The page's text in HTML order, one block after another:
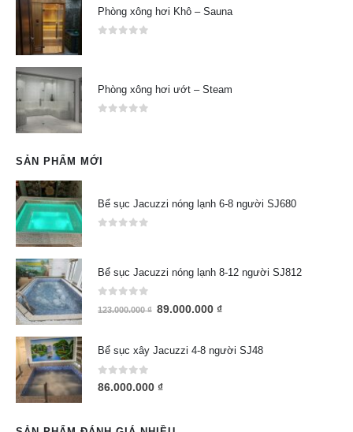
Phòng xông hơi Khô – Sauna
Phòng xông hơi ướt – Steam
SẢN PHẨM MỚI
Bể sục Jacuzzi nóng lạnh 6-8 người SJ680
Bể sục Jacuzzi nóng lạnh 8-12 người SJ812
out of 5
123.000.000₫ 89.000.000 ₫
Bể sục xây Jacuzzi 4-8 người SJ48
0out of 5
86.000.000 ₫